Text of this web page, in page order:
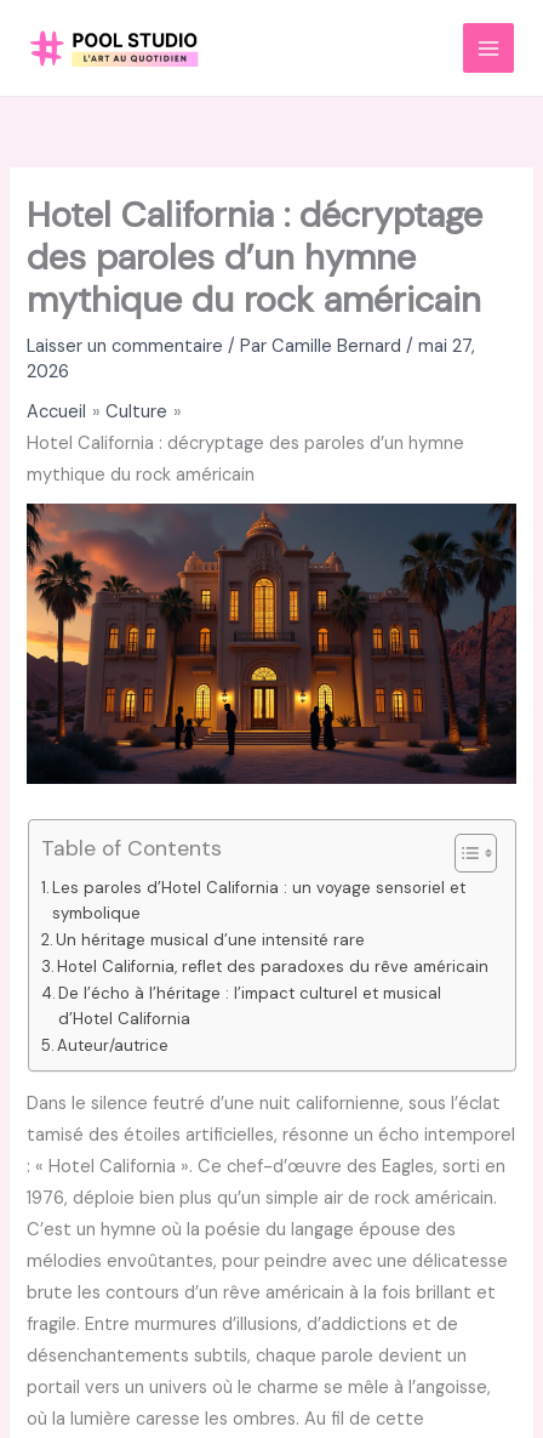
MAIN
Hotel California : décryptage
des paroles d’un hymne
mythique du rock américain
Laisser un commentaire / ParCamille Bernard/mai 27,
2026
Accueil
Culture
Hotel California : décryptage des paroles d’un hymne
mythique du rock américain
Table of Contents
Les paroles d’Hotel California : un voyage sensoriel et
symbolique
Un héritage musical d’une intensité rare
Hotel California, reflet des paradoxes du rêve américain
De l’écho à l’héritage : l’impact culturel et musical
d’Hotel California
Auteur/autrice
Dans le silence feutré d’une nuit californienne, sous l’éclat
tamisé des étoiles artificielles, résonne un écho intemporel
: « Hotel California ». Ce chef-d’œuvre des Eagles, sorti en
1976, déploie bien plus qu’un simple air de rock américain.
C’est un hymne où la poésie du langage épouse des
mélodies envoûtantes, pour peindre avec une délicatesse
brute les contours d’un rêve américain à la fois brillant et
fragile. Entre murmures d’illusions, d’addictions et de
désenchantements subtils, chaque parole devient un
portail vers un univers où le charme se mêle à l’angoisse,
où la lumière caresse les ombres. Au fil de cette